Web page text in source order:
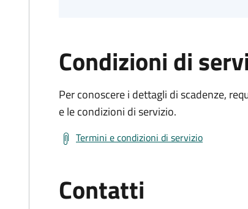
Condizioni di
Per conoscere i dettagli di scadenze,
e le condizioni di servizio.
Termini e condizioni di servizio
Contatti